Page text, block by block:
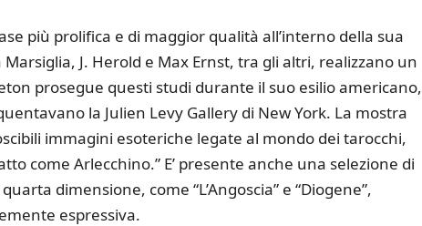
più prolifica e di maggior qualità all’interno della sua
J. Herold e Max Ernst, tra gli altri, realizzano un
prosegue questi studi durante il suo esilio americano,
la Julien Levy Gallery di New York. La mostra
immagini esoteriche legate al mondo dei tarocchi,
come Arlecchino.” E’ presente anche una selezione di
dimensione, come “L’Angoscia” e “Diogene”,
espressiva.